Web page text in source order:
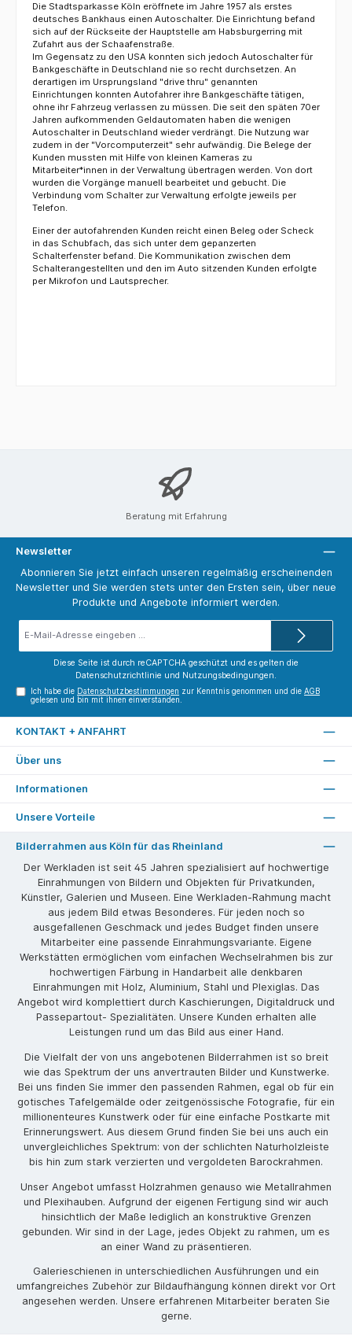
Die Stadtsparkasse Köln eröffnete im Jahre 1957 als erstes
deutsches Bankhaus einen Autoschalter. Die Einrichtung befand
sich auf der Rückseite der Hauptstelle am Habsburgerring mit
Zufahrt aus der Schaafenstraße.
Im Gegensatz zu den USA konnten sich jedoch Autoschalter für
Bankgeschäfte in Deutschland nie so recht durchsetzen. An
derartigen im Ursprungsland "drive thru" genannten
Einrichtungen konnten Autofahrer ihre Bankgeschäfte tätigen,
ohne ihr Fahrzeug verlassen zu müssen. Die seit den späten 70er
Jahren aufkommenden Geldautomaten haben die wenigen
Autoschalter in Deutschland wieder verdrängt. Die Nutzung war
zudem in der "Vorcomputerzeit" sehr aufwändig. Die Belege der
Kunden mussten mit Hilfe von kleinen Kameras zu
Mitarbeiter*innen in der Verwaltung übertragen werden. Von dort
wurden die Vorgänge manuell bearbeitet und gebucht. Die
Verbindung vom Schalter zur Verwaltung erfolgte jeweils per
Telefon.
Einer der autofahrenden Kunden reicht einen Beleg oder Scheck
in das Schubfach, das sich unter dem gepanzerten
Schalterfenster befand. Die Kommunikation zwischen dem
Schalterangestellten und den im Auto sitzenden Kunden erfolgte
per Mikrofon und Lautsprecher.
Beratung mit Erfahrung
Newsletter
Abonnieren Sie jetzt einfach unseren regelmäßig erscheinenden
Newsletter und Sie werden stets unter den Ersten sein, über neue
Produkte und Angebote informiert werden.
Diese Seite ist durch reCAPTCHA geschützt und es gelten die
Datenschutzrichtlinie und Nutzungsbedingungen
Ich habe die Datenschutzbestimmungen zur Kenntnis genommen und dieAGB
gelesen und bin mit ihnen einverstanden.
KONTAKT + ANFAHRT
Über uns
Informationen
Unsere Vorteile
Bilderrahmen aus Köln für das Rheinland
Der Werkladen ist seit 45 Jahren spezialisiert auf hochwertige
Einrahmungen von Bildern und Objekten für Privatkunden,
Künstler, Galerien und Museen. Eine Werkladen-Rahmung macht
aus jedem Bild etwas Besonderes. Für jeden noch so
ausgefallenen Geschmack und jedes Budget finden unsere
Mitarbeiter eine passende Einrahmungsvariante. Eigene
Werkstätten ermöglichen vom einfachen Wechselrahmen bis zur
hochwertigen Färbung in Handarbeit alle denkbaren
Einrahmungen mit Holz, Aluminium, Stahl und Plexiglas. Das
Angebot wird komplettiert durch Kaschierungen, Digitaldruck und
Passepartout- Spezialitäten. Unsere Kunden erhalten alle
Leistungen rund um das Bild aus einer Hand.
Die Vielfalt der von uns angebotenen Bilderrahmen ist so breit
wie das Spektrum der uns anvertrauten Bilder und Kunstwerke.
Bei uns finden Sie immer den passenden Rahmen, egal ob für ein
gotisches Tafelgemälde oder zeitgenössische Fotografie, für ein
millionenteures Kunstwerk oder für eine einfache Postkarte mit
Erinnerungswert. Aus diesem Grund finden Sie bei uns auch ein
unvergleichliches Spektrum: von der schlichten Naturholzleiste
bis hin zum stark verzierten und vergoldeten Barockrahmen.
Unser Angebot umfasst Holzrahmen genauso wie Metallrahmen
und Plexihauben. Aufgrund der eigenen Fertigung sind wir auch
hinsichtlich der Maße lediglich an konstruktive Grenzen
gebunden. Wir sind in der Lage, jedes Objekt zu rahmen, um es
an einer Wand zu präsentieren.
Galerieschienen in unterschiedlichen Ausführungen und ein
umfangreiches Zubehör zur Bildaufhängung können direkt vor Ort
angesehen werden. Unsere erfahrenen Mitarbeiter beraten Sie
gerne.